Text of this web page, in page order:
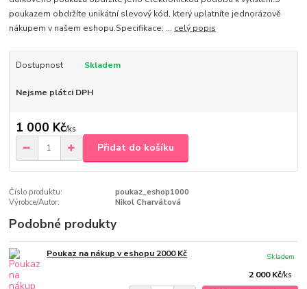
poukazem obdržíte unikátní slevový kód, který uplatníte jednorázově
nákupem v našem eshopu.Specifikace: ... celý popis
Dostupnost Skladem
Nejsme plátci DPH
1 000 Kč/ks
Přidat do košíku
Číslo produktu:
poukaz_eshop1000
Výrobce/Autor:
Nikol Charvátová
Podobné produkty
Poukaz na nákup v eshopu 2000 Kč
2 000 Kč/ks
Skladem